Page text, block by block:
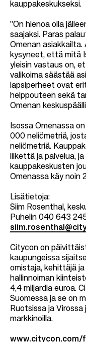
kauppakeskukseksi.
”On hienoa olla
saajaksi. Paras
Omenan
kysyneet, että mitä
yleisin vastaus on,
valikoima säästää
lapsiperheet ovat
helppouteen sekä
Omenan
Isossa Omenassa
000 neliömetriä,
neliömetriä.
liikettä ja palvelua,
kauppakeskusten
Omenassa käy noin
Lisätietoja:
Siim Rosenthal,
Puhelin 040 643
Citycon on
kaupungeissa
omistaja, kehittäjä ja
hallinnoiman
4,4 miljardia euroa.
Suomessa ja se on
Ruotsissa ja Virossa
markkinoilla.
www.citycon.com/